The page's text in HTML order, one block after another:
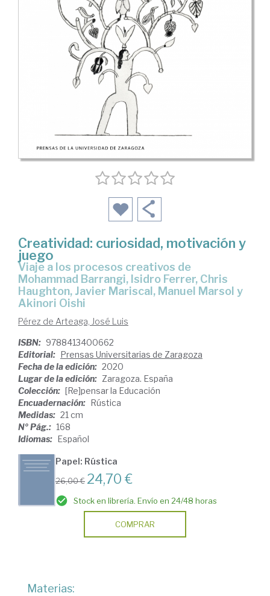
Creatividad: curiosidad, motivación y
juego
Viaje a los procesos creativos de
Mohammad Barrangi, Isidro Ferrer, Chris
Haughton, Javier Mariscal, Manuel Marsol y
Akinori Oishi
Pérez de Arteaga, José Luis
ISBN: 9788413400662
Editorial: Prensas Universitarias de Zaragoza
Fecha de la edición: 2020
Lugar de la edición: Zaragoza. España
Colección: [Re]pensar la Educación
Encuadernación: Rústica
Medidas: 21 cm
Nº Pág.: 168
Idiomas: Español
Papel: Rústica
26,00 € 24,70 €
Stock en librería. Envío en 24/48 horas
COMPRAR
Materias: